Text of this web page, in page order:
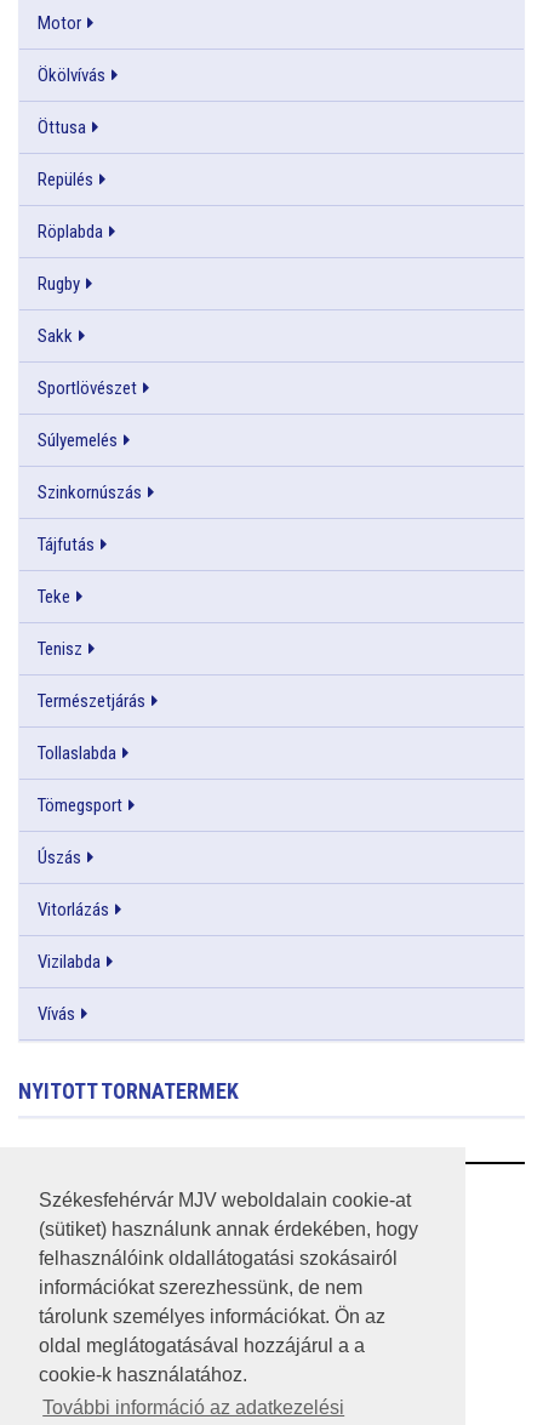
Székesfehérvár MJV weboldalain cookie-at
(sütiket) használunk annak érdekében, hogy
felhasználóink oldallátogatási szokásairól
információkat szerezhessünk, de nem
tárolunk személyes információkat. Ön az
oldal meglátogatásával hozzájárul a a
cookie-k használatához.
További információ az adatkezelési
Motor
Ökölvívás
Öttusa
Repülés
Röplabda
Rugby
Sakk
Sportlövészet
Súlyemelés
Szinkornúszás
Tájfutás
Teke
Tenisz
Természetjárás
Tollaslabda
Tömegsport
Úszás
Vitorlázás
Vizilabda
Vívás
NYITOTT TORNATERMEK
RSS
A HONLAP 2017.03.31-I ÁLLAPOTA
JOGI NYILATKOZAT
IMPRESSZUM